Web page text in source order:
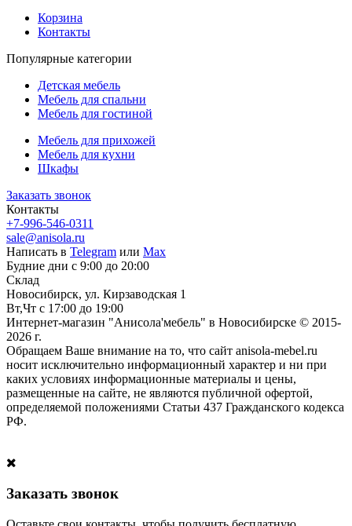
Корзина
Контакты
Популярные категории
Детская мебель
Мебель для спальни
Мебель для гостиной
Мебель для прихожей
Мебель для кухни
Шкафы
Заказать звонок
Контакты
+7-996-546-0311
sale@anisola.ru
Написать в Telegram или Max
Будние дни с 9:00 до 20:00
Склад
Новосибирск, ул. Кирзаводская 1
Вт,Чт с 17:00 до 19:00
Интернет-магазин "Анисола'мебель" в Новосибирске © 2015-
2026 г.
Обращаем Ваше внимание на то, что сайт anisola-mebel.ru
носит исключительно информационный характер и ни при
каких условиях информационные материалы и цены,
размещенные на сайте, не являются публичной офертой,
определяемой положениями Статьи 437 Гражданского кодекса
РФ.
Заказать звонок